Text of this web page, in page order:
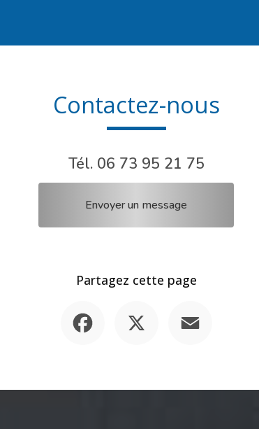
Contactez-nous
Tél. 06 73 95 21 75
Envoyer un message
Partagez cette page